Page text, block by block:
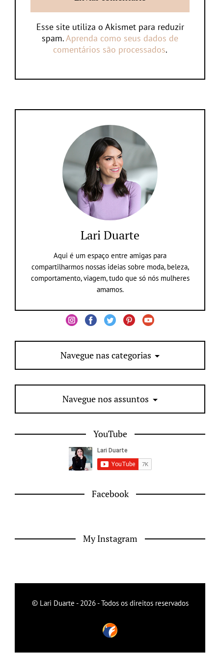
Esse site utiliza o Akismet para reduzir
spam.Aprenda como seus dados de
comentários são processados.
Lari Duarte
Aqui é um espaço entre amigas para
compartilharmos nossas ideias sobre moda, beleza,
comportamento, viagem, tudo que só nós mulheres
amamos.
Navegue nas categorias
Navegue nos assuntos
YouTube
Facebook
My Instagram
© Lari Duarte - 2026 - Todos os direitos reservados